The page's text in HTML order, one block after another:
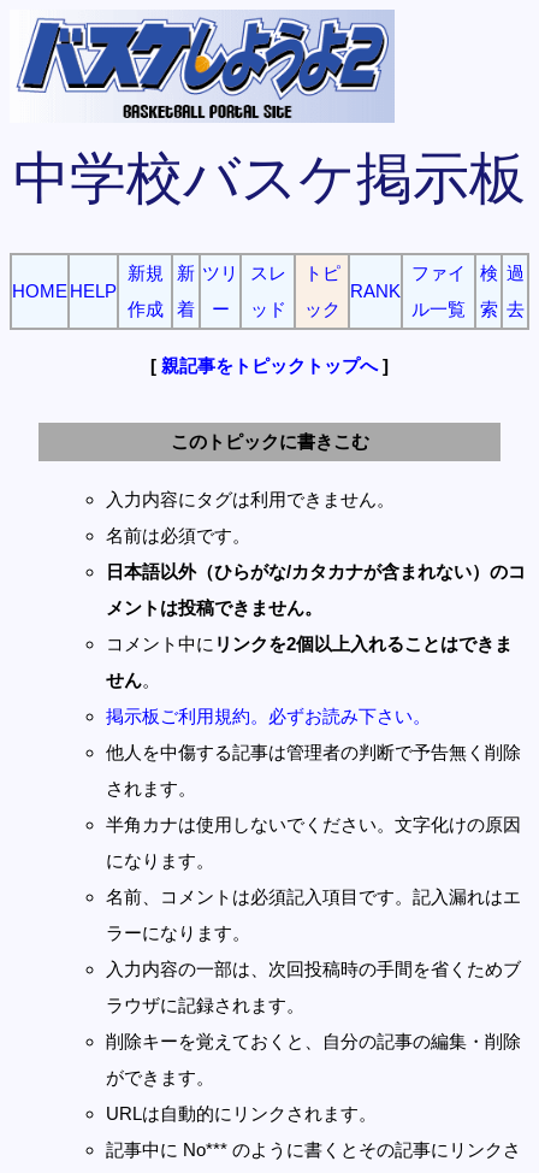
中学校バスケ掲示板
HOME HELP
新規
作成
新
着
ツリ
ー
スレ
ッド
トピ
ック
RANK
ファイ
ル一覧
検
索
過
去
[ 親記事をトピックトップへ]
このトピックに書きこむ
入力内容にタグは利用できません。
名前は必須です。
日本語以外（ひらがな/カタカナが含まれない）のコ
メントは投稿できません。
コメント中に リンクを2個以上入れることはできま
せん。
掲示板ご利用規約。必ずお読み下さい。
他人を中傷する記事は管理者の判断で予告無く削除
されます。
半角カナは使用しないでください。文字化けの原因
になります。
名前、コメントは必須記入項目です。記入漏れはエ
ラーになります。
入力内容の一部は、次回投稿時の手間を省くためブ
ラウザに記録されます。
削除キーを覚えておくと、自分の記事の編集・削除
ができます。
URLは自動的にリンクされます。
記事中に No*** のように書くとその記事にリンクさ